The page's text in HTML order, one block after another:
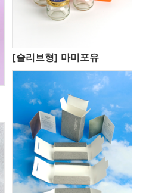
[슬리브형] 마미포유